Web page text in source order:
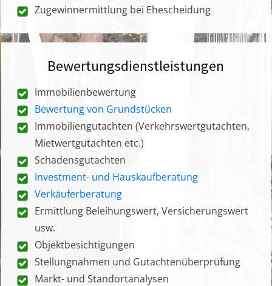
Zugewinnermittlung bei Ehescheidung
Bewertungsdienstleistungen
Immobilienbewertung
Bewertung von Grundstücken
Immobiliengutachten (Verkehrswertgutachten,
Mietwertgutachten etc.)
Schadensgutachten
Investment- und Hauskaufberatung
Verkäuferberatung
Ermittlung Beleihungswert, Versicherungswert
usw.
Objektbesichtigungen
Stellungnahmen und Gutachtenüberprüfung
Markt- und Standortanalysen